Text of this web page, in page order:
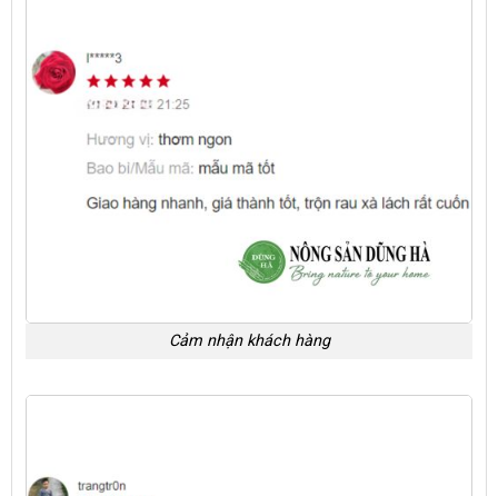
Cảm nhận khách hàng